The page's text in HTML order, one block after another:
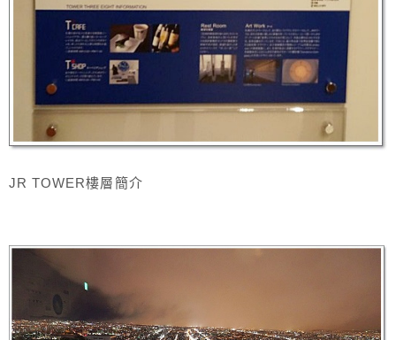
JR TOWER樓層簡介